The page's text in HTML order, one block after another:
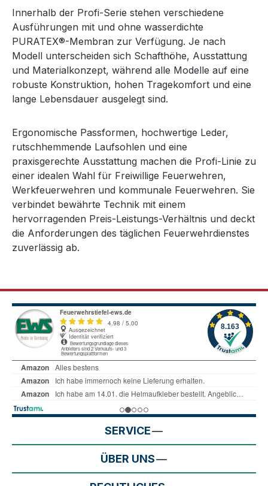
Innerhalb der Profi-Serie stehen verschiedene
Ausführungen mit und ohne wasserdichte
PURATEX®-Membran zur Verfügung. Je nach
Modell unterscheiden sich Schafthöhe, Ausstattung
und Materialkonzept, während alle Modelle auf eine
robuste Konstruktion, hohen Tragekomfort und eine
lange Lebensdauer ausgelegt sind.
Ergonomische Passformen, hochwertige Leder,
rutschhemmende Laufsohlen und eine
praxisgerechte Ausstattung machen die Profi-Linie zu
einer idealen Wahl für Freiwillige Feuerwehren,
Werkfeuerwehren und kommunale Feuerwehren. Sie
verbindet bewährte Technik mit einem
hervorragenden Preis-Leistungs-Verhältnis und deckt
die Anforderungen des täglichen Feuerwehrdienstes
zuverlässig ab.
SERVICE
ÜBER UNS